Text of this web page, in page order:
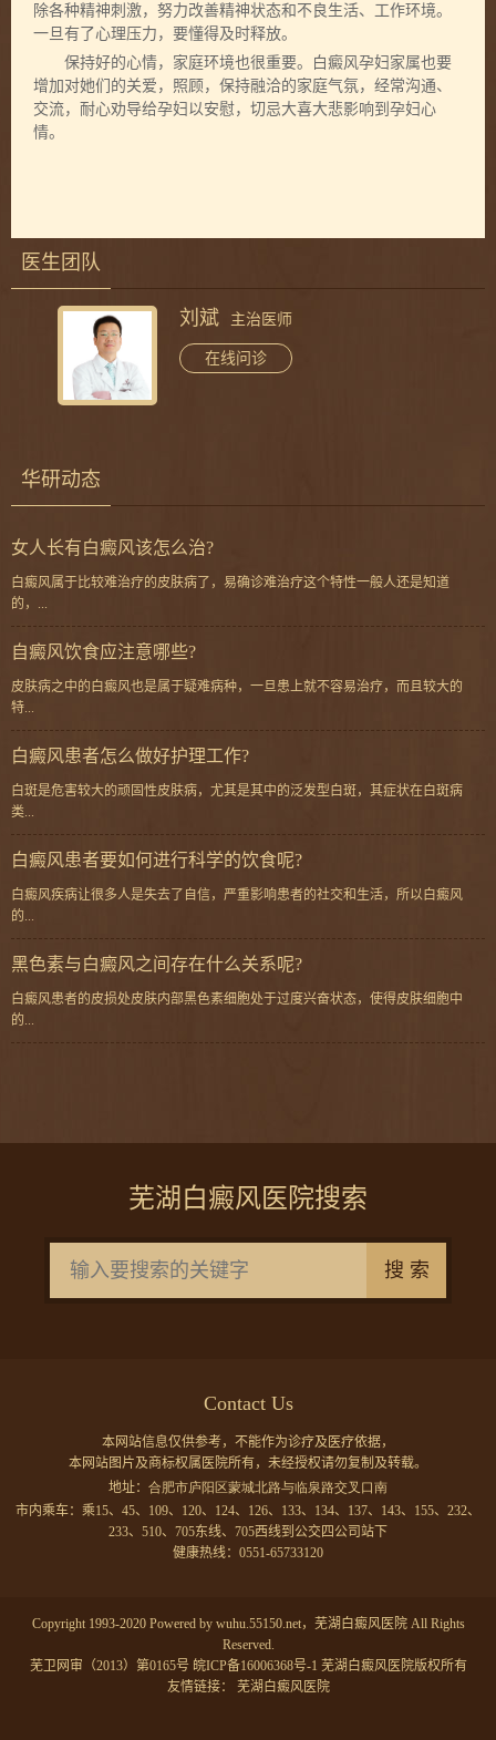
除各种精神刺激，努力改善精神状态和不良生活、工作环境。
一旦有了心理压力，要懂得及时释放。
保持好的心情，家庭环境也很重要。白癜风孕妇家属也要
增加对她们的关爱，照顾，保持融洽的家庭气氛，经常沟通、
交流，耐心劝导给孕妇以安慰，切忌大喜大悲影响到孕妇心
情。
医生团队
刘斌 主治医师
在线问诊
华研动态
女人长有白癜风该怎么治?
白癜风属于比较难治疗的皮肤病了，易确诊难治疗这个特性一般人还是知道
的，...
自癜风饮食应注意哪些?
皮肤病之中的白癜风也是属于疑难病种，一旦患上就不容易治疗，而且较大的
特...
白癜风患者怎么做好护理工作?
白斑是危害较大的顽固性皮肤病，尤其是其中的泛发型白斑，其症状在白斑病
类...
白癜风患者要如何进行科学的饮食呢?
白癜风疾病让很多人是失去了自信，严重影响患者的社交和生活，所以白癜风
的...
黑色素与白癜风之间存在什么关系呢?
白癜风患者的皮损处皮肤内部黑色素细胞处于过度兴奋状态，使得皮肤细胞中
的...
芜湖白癜风医院搜索
搜 索
Contact Us
本网站信息仅供参考，不能作为诊疗及医疗依据，
本网站图片及商标权属医院所有，未经授权请勿复制及转载。
地址： 合肥市庐阳区蒙城北路与临泉路交叉口南
市内乘车：乘15、45、109、120、124、126、133、134、137、143、155、232、
233、510、705东线、705西线到公交四公司站下
健康热线：0551-65733120
Copyright 1993-2020 Powered by wuhu.55150.net，芜湖白癜风医院 All Rights
Reserved.
芜卫网审（2013）第0165号 皖ICP备16006368号-1 芜湖白癜风医院版权所有
友情链接： 芜湖白癜风医院